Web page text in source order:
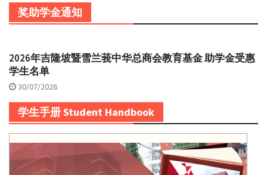
奖助学金通知
2026年吉隆坡暨雪兰莪中华总商会教育基金 助学金受惠
学生名单
30/07/2026
学生手册 Student Handbook